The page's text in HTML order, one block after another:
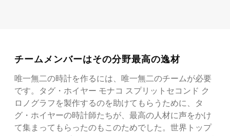
チームメンバーはその分野最高の逸材
唯一無二の時計を作るには、唯一無二のチームが必要
です。タグ・ホイヤー モナコ スプリットセコンド ク
ロノグラフを製作するのを助けてもらうために、タ
グ・ホイヤーの時計師たちが、最高の人材に声をかけ
て集まってもらったのもこのためでした。世界トップ